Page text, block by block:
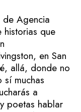
Agencia
que
en San
allá, donde no
muchas
a
poetas hablar